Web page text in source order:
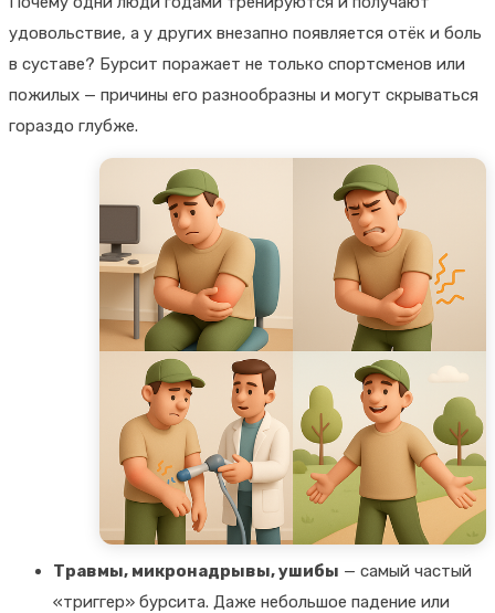
удовольствие, а у других внезапно появляется отёк и боль
в суставе? Бурсит поражает не только спортсменов или
пожилых — причины его разнообразны и могут скрываться
гораздо глубже.
Травмы, микронадрывы, ушибы — самый частый
«триггер» бурсита. Даже небольшое падение или